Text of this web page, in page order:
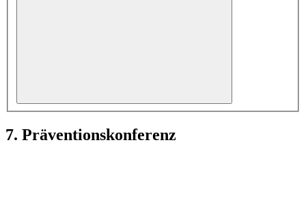
7. Präventionskonferenz